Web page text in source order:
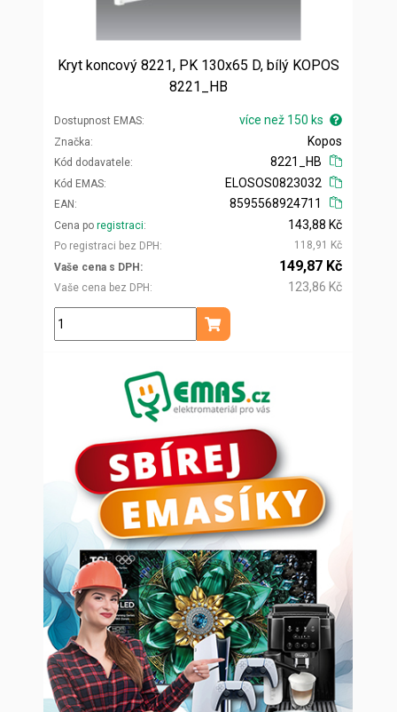
Kryt koncový 8221, PK 130x65 D, bílý KOPOS
8221_HB
Dostupnost EMAS více než 150 ks
Značka
Kód dodavatele
Kopos
8221_HB
Kód EMAS
EAN
ELOSOS0823032
8595568924711
Cena po registraci
Po registraci bez DPH
143,88 Kč
118,91 Kč
Vaše cena s DPH
Vaše cena bez DPH
149,87 Kč
123,86 Kč
ks
Přidat do košíku